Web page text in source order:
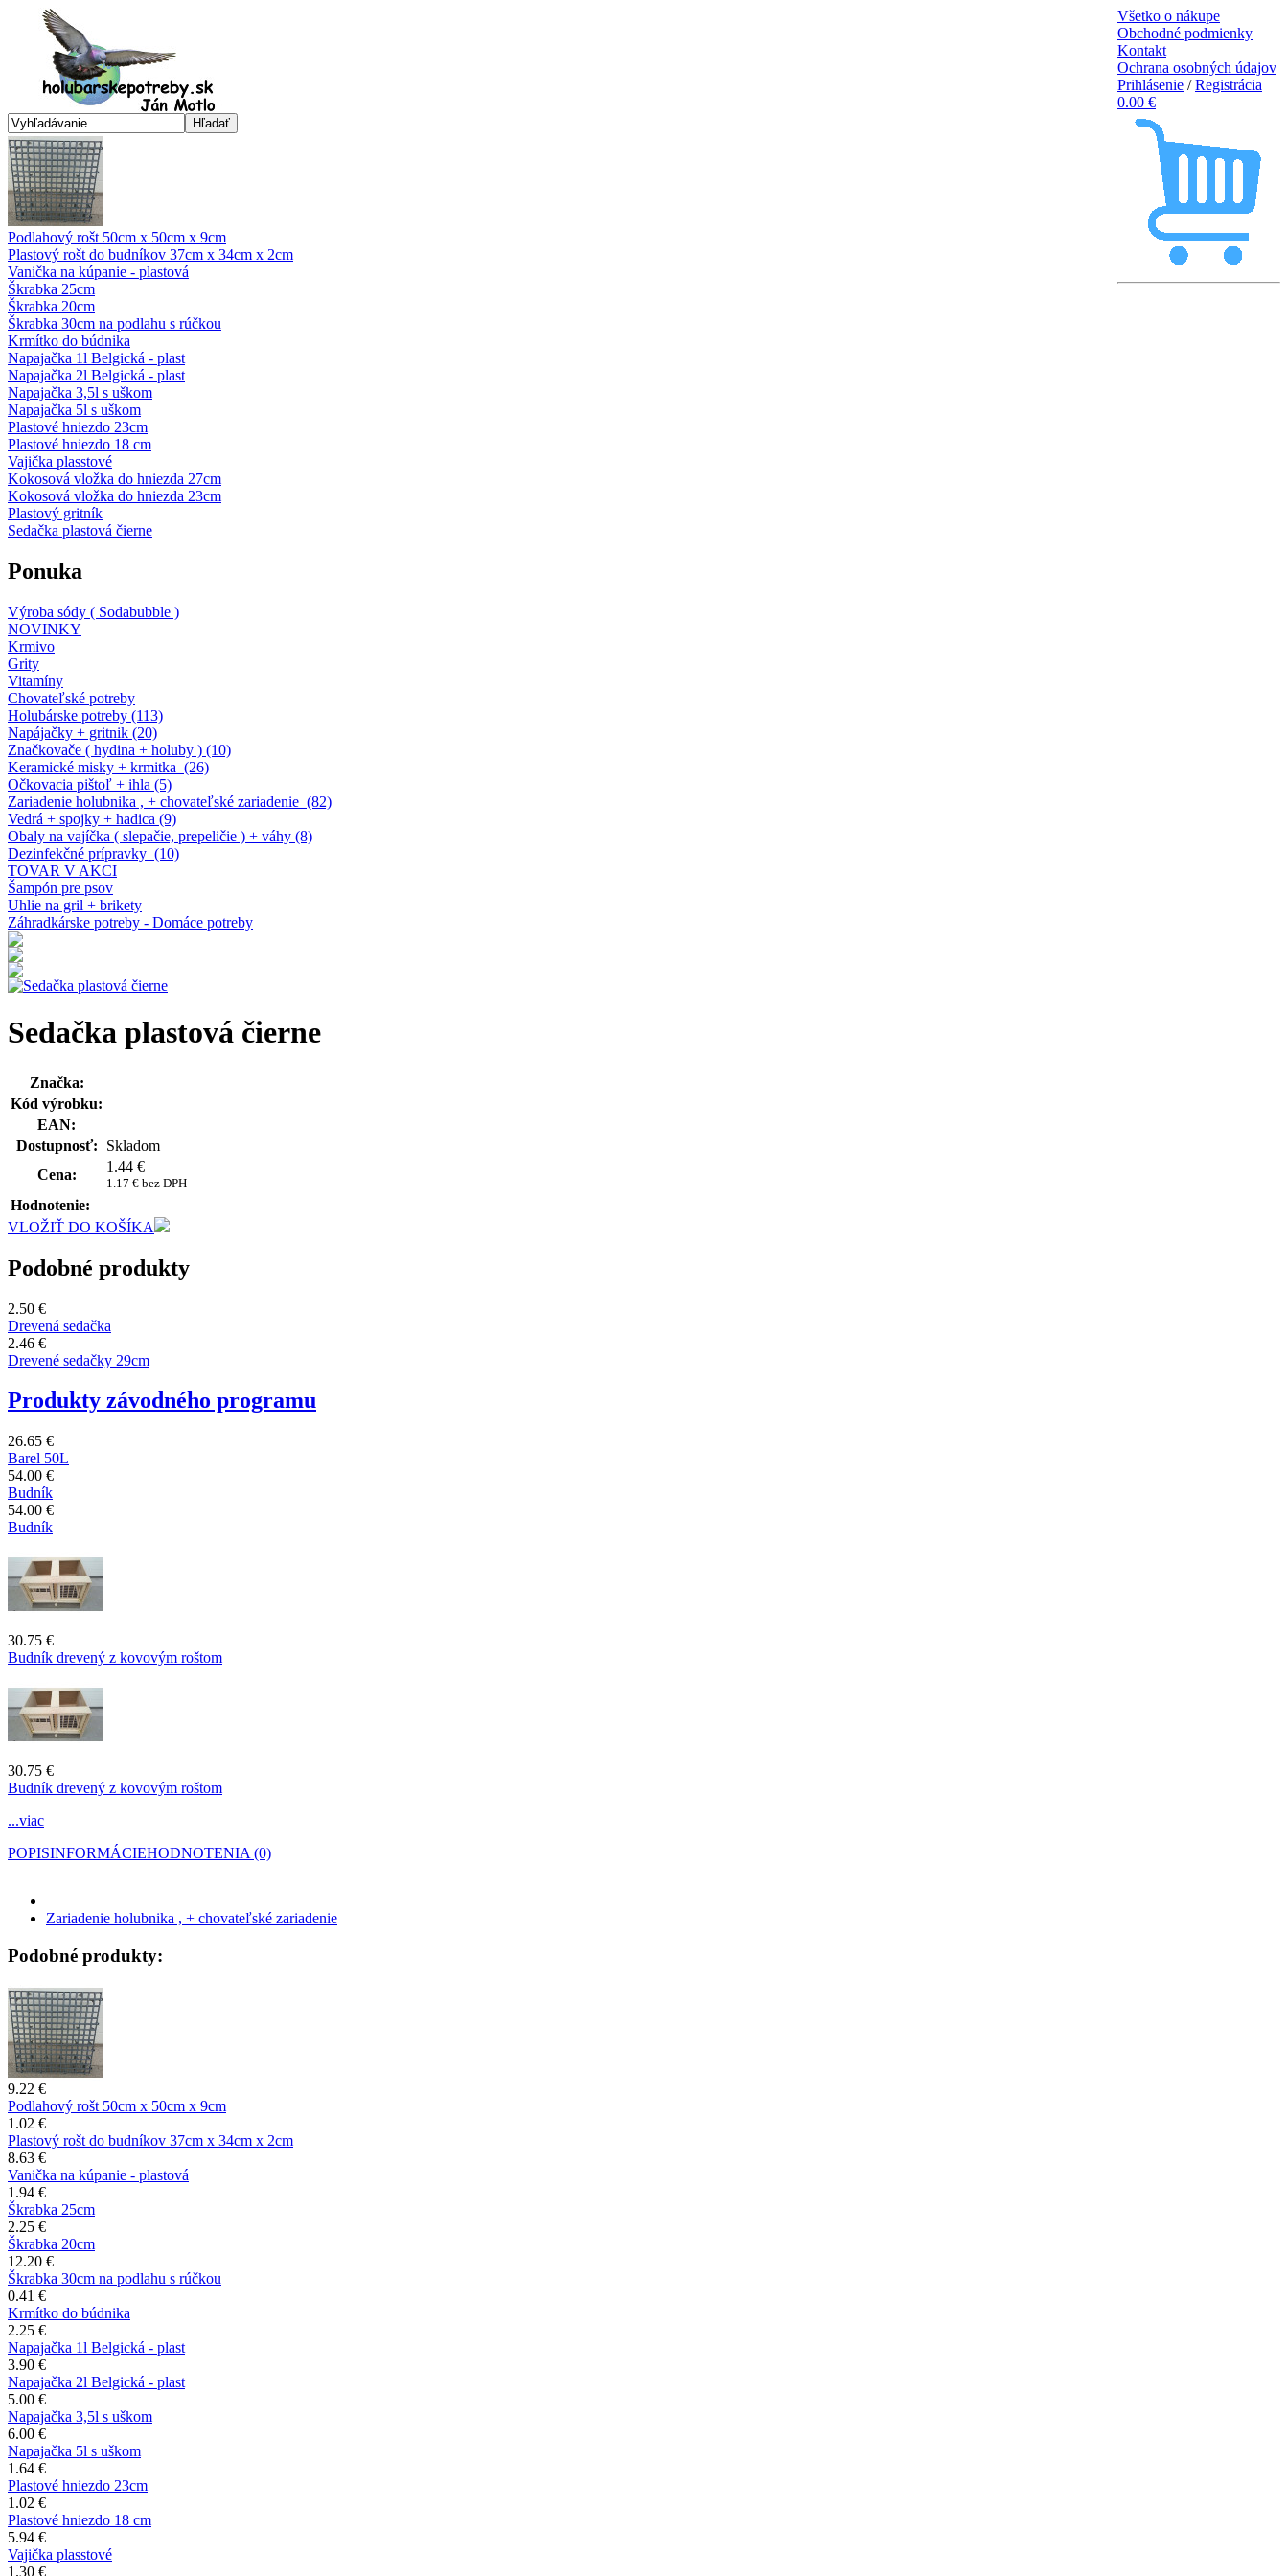
Všetko o nákupe
Obchodné podmienky
Kontakt
Ochrana osobných údajov
Prihlásenie /Registrácia
0.00 €
Hľadať
Podlahový rošt 50cm x 50cm x 9cm
Plastový rošt do budníkov 37cm x 34cm x 2cm
Vanička na kúpanie - plastová
Škrabka 25cm
Škrabka 20cm
Škrabka 30cm na podlahu s rúčkou
Krmítko do búdnika
Napajačka 1l Belgická - plast
Napajačka 2l Belgická - plast
Napajačka 3,5l s uškom
Napajačka 5l s uškom
Plastové hniezdo 23cm
Plastové hniezdo 18 cm
Vajička plasstové
Kokosová vložka do hniezda 27cm
Kokosová vložka do hniezda 23cm
Plastový gritník
Sedačka plastová čierne
Ponuka
Výroba sódy ( Sodabubble )
NOVINKY
Krmivo
Grity
Vitamíny
Chovateľské potreby
Holubárske potreby (113)
Napájačky + gritnik (20)
Značkovače ( hydina + holuby ) (10)
Keramické misky + krmitka (26)
Očkovacia pištoľ + ihla (5)
Zariadenie holubnika , + chovateľské zariadenie (82)
Vedrá + spojky + hadica (9)
Obaly na vajíčka ( slepačie, prepeličie ) + váhy (8)
Dezinfekčné prípravky (10)
TOVAR V AKCI
Šampón pre psov
Uhlie na gril + brikety
Záhradkárske potreby - Domáce potreby
Sedačka plastová čierne
Značka:
Kód výrobku:
EAN:
Dostupnosť:
Skladom
Cena:
1.44 €
1.17 € bez DPH
Hodnotenie:
VLOŽIŤ DO KOŠÍKA
Podobné produkty
2.50 €
Drevená sedačka
2.46 €
Drevené sedačky 29cm
Produkty závodného programu
26.65 €
Barel 50L
54.00 €
Budník
54.00 €
Budník
30.75 €
Budník drevený z kovovým roštom
30.75 €
Budník drevený z kovovým roštom
...viac
POPISINFORMÁCIEHODNOTENIA (0)
Zariadenie holubnika , + chovateľské zariadenie
Podobné produkty:
9.22 €
Podlahový rošt 50cm x 50cm x 9cm
1.02 €
Plastový rošt do budníkov 37cm x 34cm x 2cm
8.63 €
Vanička na kúpanie - plastová
1.94 €
Škrabka 25cm
2.25 €
Škrabka 20cm
12.20 €
Škrabka 30cm na podlahu s rúčkou
0.41 €
Krmítko do búdnika
2.25 €
Napajačka 1l Belgická - plast
3.90 €
Napajačka 2l Belgická - plast
5.00 €
Napajačka 3,5l s uškom
6.00 €
Napajačka 5l s uškom
1.64 €
Plastové hniezdo 23cm
1.02 €
Plastové hniezdo 18 cm
5.94 €
Vajička plasstové
1.30 €